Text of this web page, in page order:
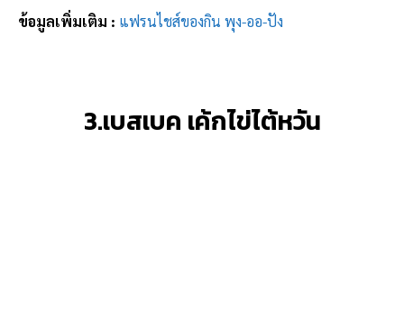
ข้อมูลเพิ่มเติม : แฟรนไชส์ของกิน พุง-ออ-ปัง
3.เบสเบค เค้กไข่ไต้หวัน